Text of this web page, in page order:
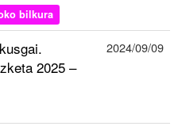
bilkura
2025 –
2024/09/09